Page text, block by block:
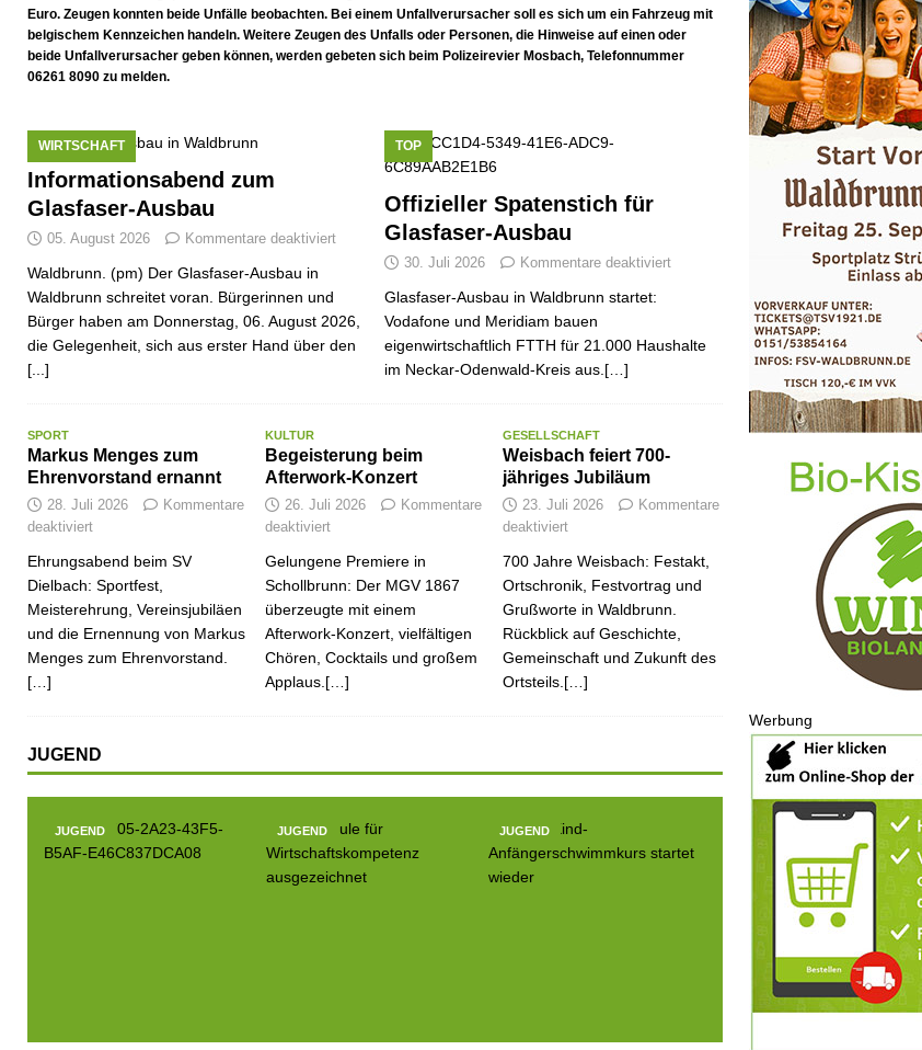
[ 05. August 2026 ] Informationsabend zum Glasfaser-Ausbau WIRTSCHAFT
Euro. Zeugen konnten beide Unfälle beobachten. Bei einem Unfallverursacher soll es sich um ein Fahrzeug mit
belgischem Kennzeichen handeln. Weitere Zeugen des Unfalls oder Personen, die Hinweise auf einen oder
beide Unfallverursacher geben können, werden gebeten sich beim Polizeirevier Mosbach, Telefonnummer
06261 8090 zu melden.
Informationsabend zum
Glasfaser-Ausbau
WIRTSCHAFT
05. August 2026 Kommentare deaktiviert
Waldbrunn. (pm) Der Glasfaser-Ausbau in
Waldbrunn schreitet voran. Bürgerinnen und
Bürger haben am Donnerstag, 06. August 2026,
die Gelegenheit, sich aus erster Hand über den
[...]
Offizieller Spatenstich für
Glasfaser-Ausbau
TOP
30. Juli 2026 Kommentare deaktiviert
Glasfaser-Ausbau in Waldbrunn startet:
Vodafone und Meridiam bauen
eigenwirtschaftlich FTTH für 21.000 Haushalte
im Neckar-Odenwald-Kreis aus.[…]
SPORT
Markus Menges zum
Ehrenvorstand ernannt
28. Juli 2026
Kommentare
deaktiviert
Ehrungsabend beim SV
Dielbach: Sportfest,
Meisterehrung, Vereinsjubiläen
und die Ernennung von Markus
Menges zum Ehrenvorstand.
[…]
KULTUR
Begeisterung beim
Afterwork-Konzert
26. Juli 2026
Kommentare
deaktiviert
Gelungene Premiere in
Schollbrunn: Der MGV 1867
überzeugte mit einem
Afterwork-Konzert, vielfältigen
Chören, Cocktails und großem
Applaus.[…]
GESELLSCHAFT
Weisbach feiert 700-
jähriges Jubiläum
23. Juli 2026
Kommentare
deaktiviert
700 Jahre Weisbach: Festakt,
Ortschronik, Festvortrag und
Grußworte in Waldbrunn.
Rückblick auf Geschichte,
Gemeinschaft und Zukunft des
Ortsteils.[…]
JUGEND
JUGEND JUGEND JUGEND
Werbung